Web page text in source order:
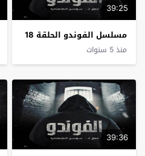
39:25
مسلسل الفوندو الحلقة 18
منذ 5 سنوات
39:36